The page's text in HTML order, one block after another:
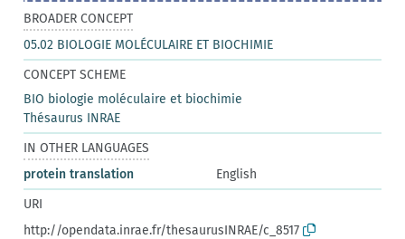
BROADER CONCEPT
05.02 BIOLOGIE MOLÉCULAIRE ET BIOCHIMIE
CONCEPT SCHEME
BIO biologie moléculaire et biochimie
Thésaurus INRAE
IN OTHER LANGUAGES
protein translation
English
URI
http://opendata.inrae.fr/thesaurusINRAE/c_8517